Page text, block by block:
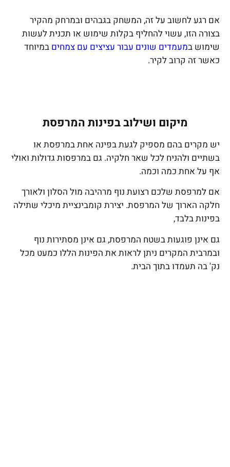
אם רגע לחשוב על זה, המשחק בגבהים ובמרחק מהקיר
בצורה הזו, עשוי להחליף בקלות שימוש או תכנית לעשות
שימוש במעמדים שונים עבור עציצים עם צמחים במיוחד
כאשר זה קרוב לקיר.
מיקום ושילוב בפינות המרפסת
יש מקרים בהם מספיק לגעת בפינה אחת במרפסת או
בשתיים ולהניח לכל שאר חלקיה. גם במרפסות גדולות ואולי
אף על אחת כמה וכמה.
אם למרפסת שלכם רצועת נוף מרהיבה מול הסלון ולאורך
חלקה הארוך של המרפסת. יצירת קומבינציית מיכלי שתילה
בפינות בלבד,
גם אינן פוגעות בשטח המרפסת, גם אינן מסתירות נוף
ובמרבית המקרים ניתן לראות את הפינות הללו כמעט מכל
נק' בה תעמדו בתוך הבית.